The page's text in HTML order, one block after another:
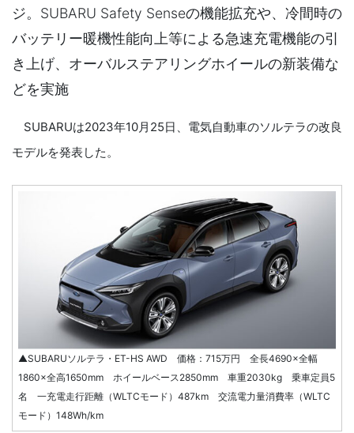
ジ。SUBARU Safety Senseの機能拡充や、冷間時の
バッテリー暖機性能向上等による急速充電機能の引
き上げ、オーバルステアリングホイールの新装備な
どを実施
SUBARUは2023年10月25日、電気自動車のソルテラの改良
モデルを発表した。
▲SUBARUソルテラ・ET-HS AWD 価格：715万円 全長4690×全幅
1860×全高1650mm ホイールベース2850mm 車重2030kg 乗車定員5
名 一充電走行距離（WLTCモード）487km 交流電力量消費率（WLTC
モード）148Wh/km